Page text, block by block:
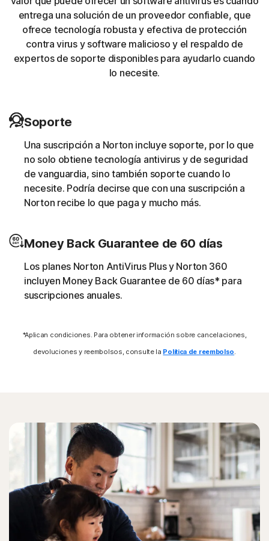
Troyanos bancarios
La protección Norton ayuda a bloquear y eliminar
troyanos conocidos por tener como objetivo a las
Extracción de monedas
La protección Norton ayuda a bloquear el software
malicioso que utiliza los recursos informáticos de otra
persona para ejecutar un script de extracción de
monedas sin el consentimiento del usuario (por ejemplo,
cryptojacking).
Descargador
La protección Norton ayuda a bloquear las amenazas en
línea que llaman a su centro de comando y control (C&C)
para descargar cargas maliciosas adicionales.
Puntos vulnerables
Amenazas sin archivos
Las amenazas en línea modernas no dejan rastros en el
sistema de archivos al aprovechar los scripts y la
ejecución en memoria. La protección Norton las detecta
y ayuda a eliminarlas.
Ataques de formjacking
entrega una solución de un proveedor confiable, que
ofrece tecnología robusta y efectiva de protección
contra virus y software malicioso y el respaldo de
expertos de soporte disponibles para ayudarlo cuando
lo necesite.
Soporte
Una suscripción a Norton incluye soporte, por lo que
no solo obtiene tecnología antivirus y de seguridad
de vanguardia, sino también soporte cuando lo
necesite. Podría decirse que con una suscripción a
Norton recibe lo que paga y mucho más.
Money Back Guarantee de 60 días
Los planes Norton AntiVirus Plus y Norton 360
incluyen Money Back Guarantee de 60 días* para
suscripciones anuales.
*Aplican condiciones. Para obtener información sobre cancelaciones,
devoluciones y reembolsos, consulte la Política de reembolso